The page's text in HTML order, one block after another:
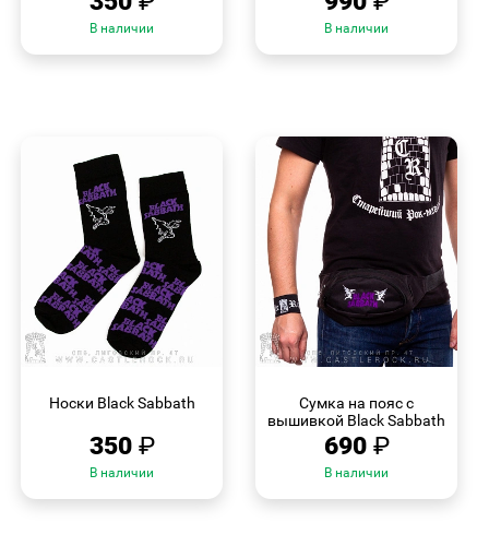
В наличии В наличии
Носки Black Sabbath
350 ₽
В наличии
Сумка на пояс с
вышивкой Black Sabbath
690 ₽
В наличии